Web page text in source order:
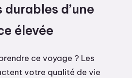
d’une
élevée
ce voyage ? Les
votre qualité de vie